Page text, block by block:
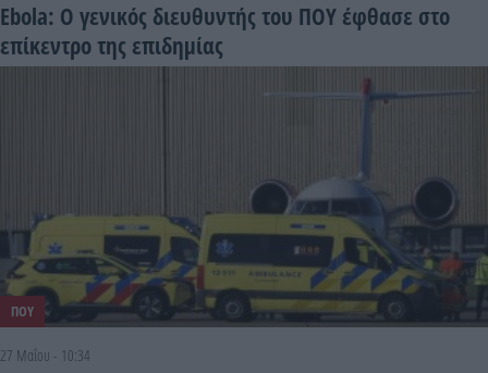
Ebola: Ο γενικός διευθυντής του ΠOY έφθασε στο
επίκεντρο της επιδημίας
ΠΟΥ
27 Μαΐου - 10:34